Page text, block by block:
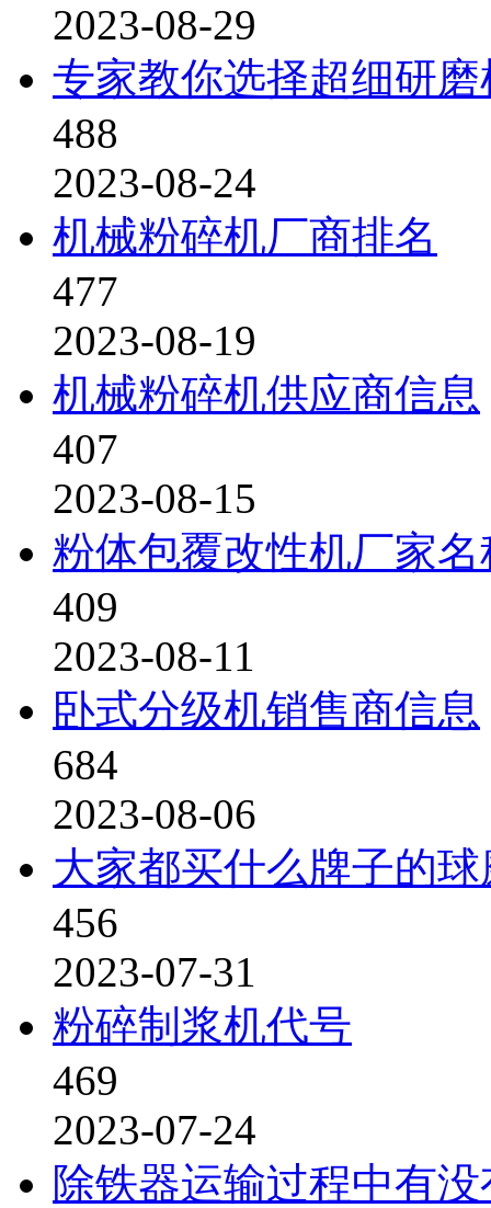
2023-08-29
专家教你选择超细研磨
488
2023-08-24
机械粉碎机厂商排名
477
2023-08-19
机械粉碎机供应商信息
407
2023-08-15
粉体包覆改性机厂家名
409
2023-08-11
卧式分级机销售商信息
684
2023-08-06
大家都买什么牌子的球
456
2023-07-31
粉碎制浆机代号
469
2023-07-24
除铁器运输过程中有